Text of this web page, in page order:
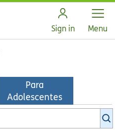
Sign in Open
Menu
Para
Adolescentes